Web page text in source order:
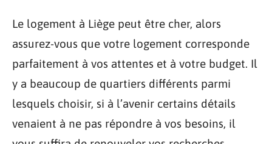
Le logement à Liège peut être cher, alors
assurez-vous que votre logement corresponde
parfaitement à vos attentes et à votre budget. Il
y a beaucoup de quartiers différents parmi
lesquels choisir, si à l’avenir certains détails
venaient à ne pas répondre à vos besoins, il